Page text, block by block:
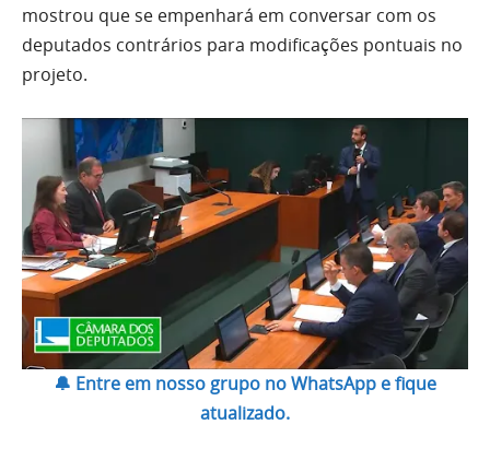
mostrou que se empenhará em conversar com os
deputados contrários para modificações pontuais no
projeto.
🔔 Entre em nosso grupo no WhatsApp e fique
atualizado.